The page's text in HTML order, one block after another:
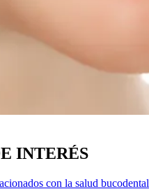
INTERÉS
con la salud bucodental